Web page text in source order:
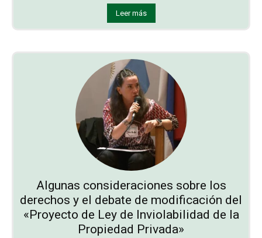
Leer más
Algunas consideraciones sobre los
derechos y el debate de modificación del
«Proyecto de Ley de Inviolabilidad de la
Propiedad Privada»